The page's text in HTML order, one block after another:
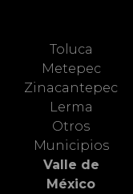
Toluca
Metepec
Zinacantepec
Lerma
Otros
Municipios
Valle de
México